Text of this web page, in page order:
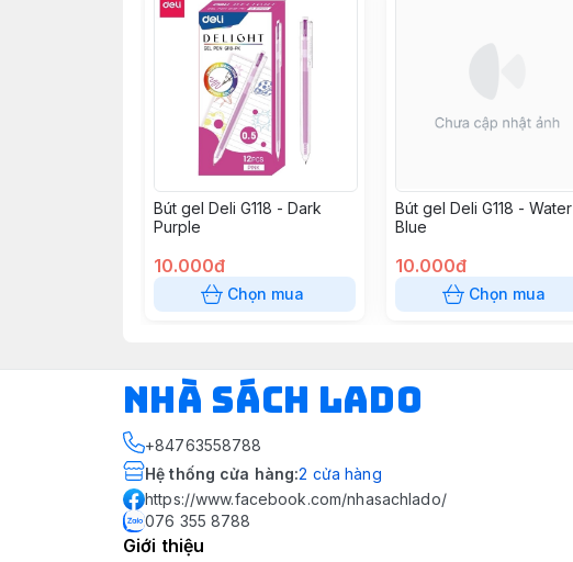
Bút gel Deli G118 - Dark
Purple
10.000đ
Chọn mua
Bút gel Deli G118 - Water
Blue
10.000đ
Chọn mua
NHÀ SÁCH LADO
+84763558788
Hệ thống cửa hàng:2 cửa hàng
https://www.facebook.com/nhasachlado/
076 355 8788
Giới thiệu